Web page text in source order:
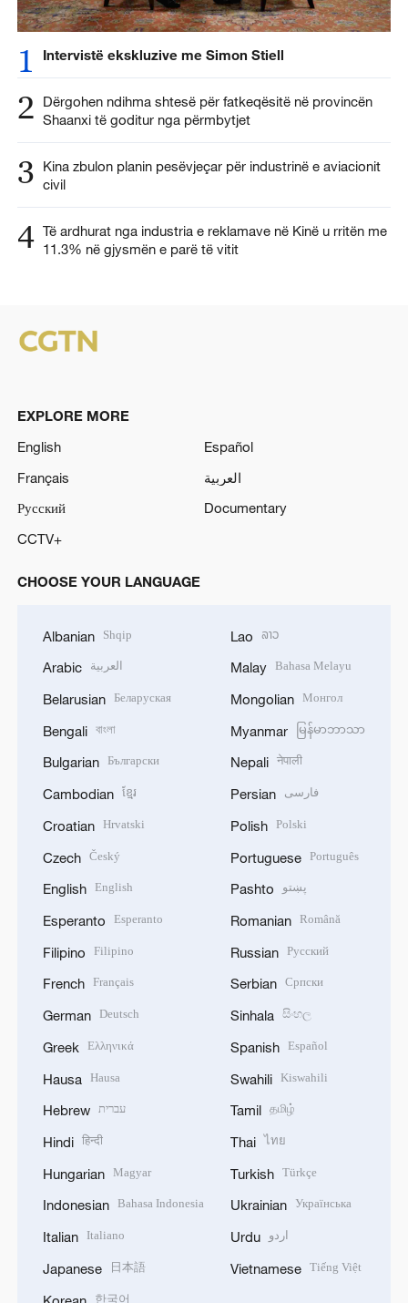
1 Intervistë ekskluzive me Simon Stiell
2
Dërgohen ndihma shtesë për fatkeqësitë në provincën
Shaanxi të goditur nga përmbytjet
3
Kina zbulon planin pesëvjeçar për industrinë e aviacionit
civil
4 Të ardhurat nga industria e reklamave në Kinë u rritën me
11.3% në gjysmën e parë të vitit
EXPLORE MORE
English
Español
Français
العربية
Русский
Documentary
CCTV+
CHOOSE YOUR LANGUAGE
Albanian Shqip
Arabic العربية
Belarusian Беларуская
Bengali বাংলা
Bulgarian Български
Cambodian ខ្មែរ
Croatian Hrvatski
Czech Český
English English
Esperanto Esperanto
Filipino Filipino
French Français
German Deutsch
Greek Ελληνικά
Hausa Hausa
Hebrew עברית
Hindi हिन्दी
Hungarian Magyar
Indonesian Bahasa Indonesia
Italian Italiano
Japanese 日本語
한국어
Lao ລາວ
Malay Bahasa Melayu
Mongolian Монгол
Myanmar မြန်မာဘာသာ
Nepali नेपाली
Persian فارسی
Polish Polski
Portuguese Português
Pashto پښتو
Romanian Română
Russian Русский
Serbian Српски
Sinhala සිංහල
Spanish Español
Swahili Kiswahili
Tamil தமிழ்
Thai ไทย
Turkish Türkçe
Ukrainian Українська
Urdu اردو
Vietnamese Tiếng Việt